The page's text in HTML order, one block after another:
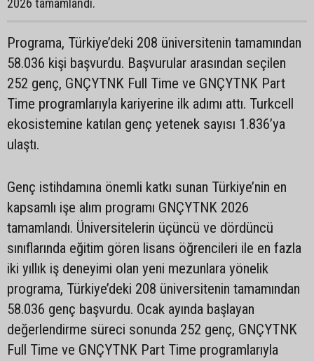
2026 tamamlandı.
Programa, Türkiye’deki 208 üniversitenin tamamından
58.036 kişi başvurdu. Başvurular arasından seçilen
252 genç, GNÇYTNK Full Time ve GNÇYTNK Part
Time programlarıyla kariyerine ilk adımı attı. Turkcell
ekosistemine katılan genç yetenek sayısı 1.836’ya
ulaştı.
Genç istihdamına önemli katkı sunan Türkiye’nin en
kapsamlı işe alım programı GNÇYTNK 2026
tamamlandı. Üniversitelerin üçüncü ve dördüncü
sınıflarında eğitim gören lisans öğrencileri ile en fazla
iki yıllık iş deneyimi olan yeni mezunlara yönelik
programa, Türkiye’deki 208 üniversitenin tamamından
58.036 genç başvurdu. Ocak ayında başlayan
değerlendirme süreci sonunda 252 genç, GNÇYTNK
Full Time ve GNÇYTNK Part Time programlarıyla